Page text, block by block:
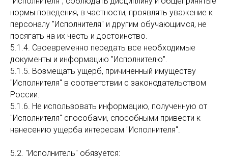
нормы поведения, в частности, проявлять уважение к
персоналу "Исполнителя" и другим обучающимся, не
посягать на их честь и достоинство.
5.1.4. Своевременно передать все необходимые
документы и информацию "Исполнителю".
5.1.5. Возмещать ущерб, причиненный имуществу
"Исполнителя" в соответствии с законодательством
России.
5.1.6. Не использовать информацию, полученную от
"Исполнителя" способами, способными привести к
нанесению ущерба интересам "Исполнителя".
5.2. "Исполнитель" обязуется: